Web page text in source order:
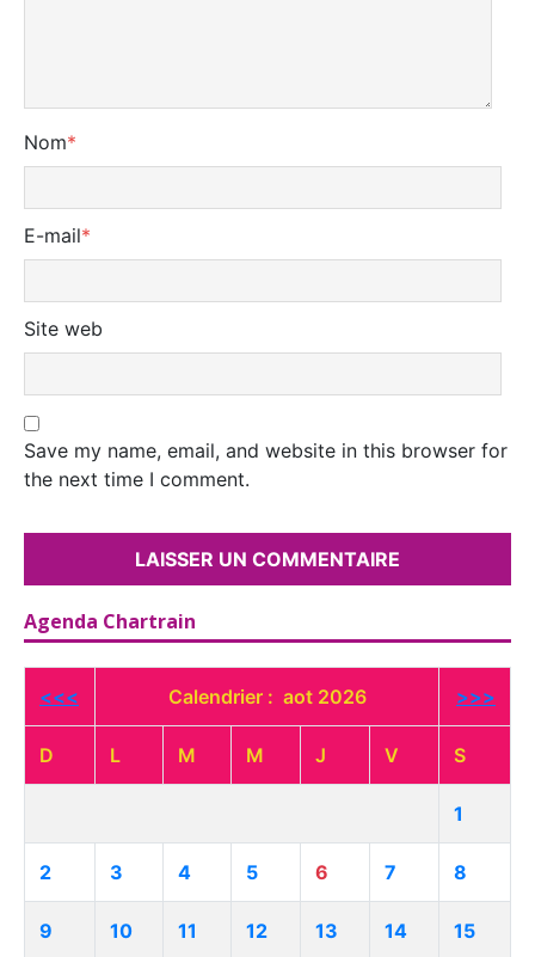
Nom*
E-mail*
Site web
Save my name, email, and website in this browser for
the next time I comment.
Agenda Chartrain
<<< Calendrier : aot 2026 >>>
D L M M J V S
1
2 3 4 5 6 7 8
9 10 11 12 13 14 15